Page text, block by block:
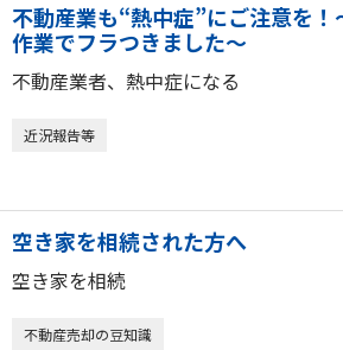
不動産業も“熱中症”にご注意を
作業でフラつきました～
不動産業者、熱中症になる
近況報告等
空き家を相続された方へ
空き家を相続
不動産売却の豆知識